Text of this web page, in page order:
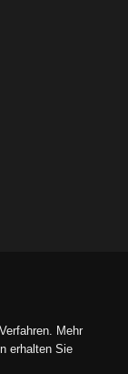
Mehr
erhalten Sie